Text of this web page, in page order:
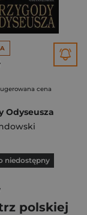
cena
Odyseusza
niedostępny
polskiej